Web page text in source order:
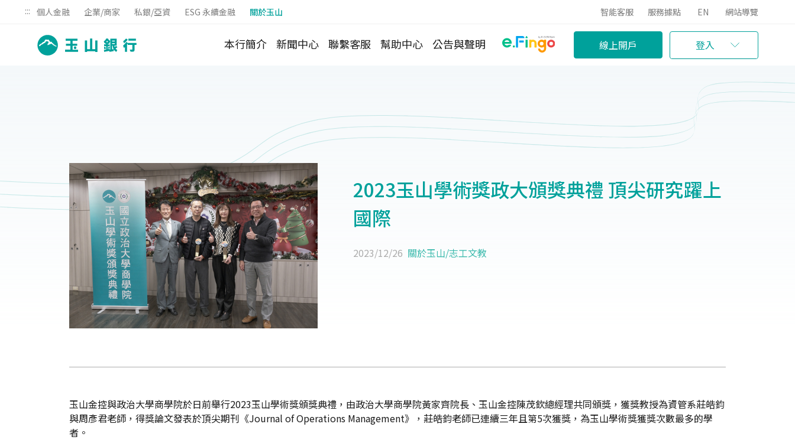
::: 個人金融 企業/商家 私銀/亞資 ESG 永續金融 關於玉山 智能客服 服務據點 EN 網站導覽
本行簡介 新聞中心 聯繫客服 幫助中心 公告與聲明 線上開戶 登入
2023玉山學術獎政大頒獎典禮 頂尖研究躍上
國際
2023/12/26 關於玉山/志工文教
玉山金控與政治大學商學院於日前舉行2023玉山學術獎頒獎典禮，由政治大學商學院黃家齊院長、玉山金控陳茂欽總經理共同頒獎，獲獎教授為資管系莊皓鈞
與周彥君老師，得獎論文發表於頂尖期刊《Journal of Operations Management》，莊皓鈞老師已連續三年且第5次獲獎，為玉山學術獎獲獎次數最多的學
者。